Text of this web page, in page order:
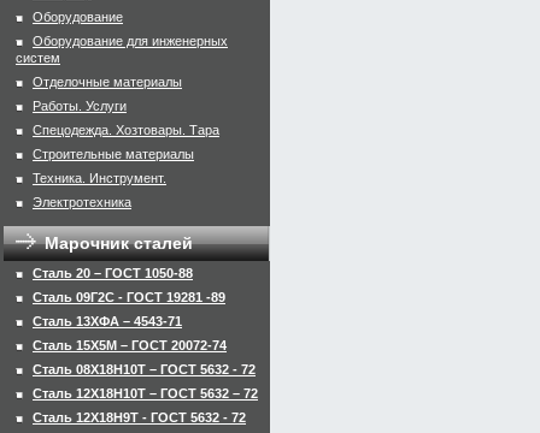
Оборудование
Оборудование для инженерных
систем
Отделочные материалы
Работы. Услуги
Спецодежда. Хозтовары. Тара
Строительные материалы
Техника. Инструмент.
Электротехника
Марочник сталей
Сталь 20 – ГОСТ 1050-88
Сталь 09Г2С - ГОСТ 19281 -89
Сталь 13ХФА – 4543-71
Сталь 15Х5М – ГОСТ 20072-74
Сталь 08Х18Н10Т – ГОСТ 5632 - 72
Сталь 12Х18Н10Т – ГОСТ 5632 – 72
Сталь 12Х18Н9Т - ГОСТ 5632 - 72